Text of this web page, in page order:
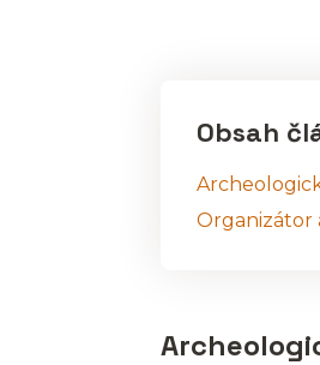
Obsah
Organizátor